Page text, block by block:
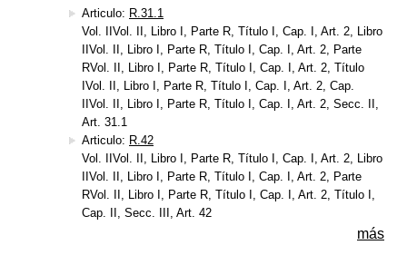
Articulo: R.31.1
Vol. IIVol. II, Libro I, Parte R, Título I, Cap. I, Art. 2, Libro
IIVol. II, Libro I, Parte R, Título I, Cap. I, Art. 2, Parte
RVol. II, Libro I, Parte R, Título I, Cap. I, Art. 2, Título
IVol. II, Libro I, Parte R, Título I, Cap. I, Art. 2, Cap.
IIVol. II, Libro I, Parte R, Título I, Cap. I, Art. 2, Secc. II,
Art. 31.1
Articulo: R.42
Vol. IIVol. II, Libro I, Parte R, Título I, Cap. I, Art. 2, Libro
IIVol. II, Libro I, Parte R, Título I, Cap. I, Art. 2, Parte
RVol. II, Libro I, Parte R, Título I, Cap. I, Art. 2, Título I,
Cap. II, Secc. III, Art. 42
más